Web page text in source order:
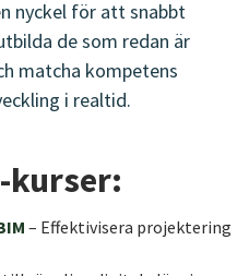
nyckel för att snabbt
de som redan är
matcha kompetens
i realtid.
kurser:
– Effektivisera projektering